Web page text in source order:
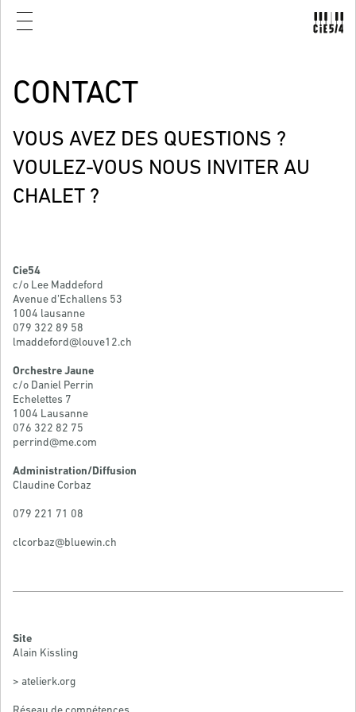
CONTACT
VOUS AVEZ DES QUESTIONS ?
VOULEZ-VOUS NOUS INVITER AU
CHALET ?
Cie54
c/o Lee Maddeford
Avenue d’Echallens 53
1004 lausanne
079 322 89 58
lmaddeford@louve12.ch
Orchestre Jaune
c/o Daniel Perrin
Echelettes 7
1004 Lausanne
076 322 82 75
perrind@me.com
Administration/Diffusion
Claudine Corbaz
079 221 71 08
clcorbaz@bluewin.ch
Site
Alain Kissling
> atelierk.org